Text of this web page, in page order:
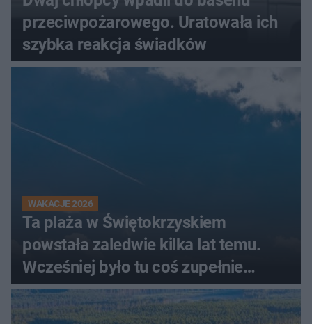
przeciwpożarowego. Uratowała ich
szybka reakcja świadków
WAKACJE 2026
Ta plaża w Świętokrzyskiem
powstała zaledwie kilka lat temu.
Wcześniej było tu coś zupełnie
innego